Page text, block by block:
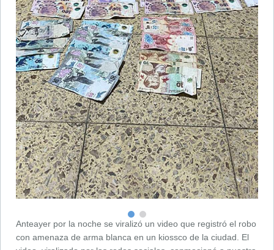
Anteayer por la noche se viralizó un video que registró el robo
con amenaza de arma blanca en un kiossco de la ciudad. El